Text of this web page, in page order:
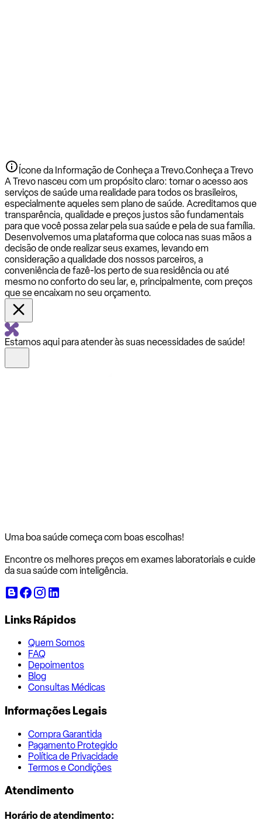
Ícone da Informação de Conheça a Trevo.Conheça a Trevo
A Trevo nasceu com um propósito claro: tornar o acesso aos
serviços de saúde uma realidade para todos os brasileiros,
especialmente aqueles sem plano de saúde. Acreditamos que
transparência, qualidade e preços justos são fundamentais
para que você possa zelar pela sua saúde e pela de sua família.
Desenvolvemos uma plataforma que coloca nas suas mãos a
decisão de onde realizar seus exames, levando em
consideração a qualidade dos nossos parceiros, a
conveniência de fazê-los perto de sua residência ou até
mesmo no conforto do seu lar, e, principalmente, com preços
que se encaixam no seu orçamento.
Estamos aqui para atender às suas necessidades de saúde!
Uma boa saúde começa com boas escolhas!
Encontre os melhores preços em exames laboratoriais e cuide
da sua saúde com inteligência.
Links Rápidos
Quem Somos
FAQ
Depoimentos
Blog
Consultas Médicas
Informações Legais
Compra Garantida
Pagamento Protegido
Política de Privacidade
Termos e Condições
Atendimento
Horário de atendimento: